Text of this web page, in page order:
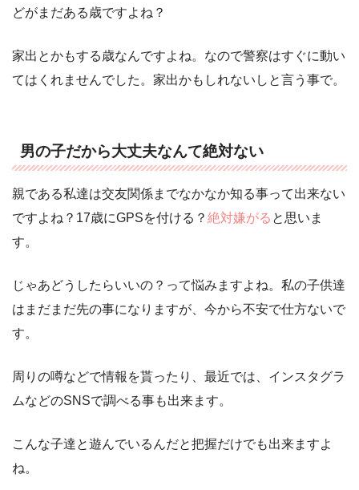
どがまだある歳ですよね？
家出とかもする歳なんですよね。なので警察はすぐに動い
てはくれませんでした。家出かもしれないしと言う事で。
男の子だから大丈夫なんて絶対ない
親である私達は交友関係までなかなか知る事って出来ない
ですよね？17歳にGPSを付ける？ 絶対嫌がる と思いま
す。
じゃあどうしたらいいの？って悩みますよね。私の子供達
はまだまだ先の事になりますが、今から不安で仕方ないで
す。
周りの噂などで情報を貰ったり、最近では、インスタグラ
ムなどのSNSで調べる事も出来ます。
こんな子達と遊んでいるんだと把握だけでも出来ますよ
ね。